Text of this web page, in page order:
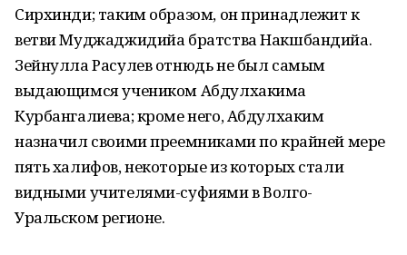
Сирхинди; таким образом, он принадлежит к
ветви Муджаджидийа братства Накшбандийа.
Зейнулла Расулев отнюдь не был самым
выдающимся учеником Абдулхакима
Курбангалиева; кроме него, Абдулхаким
назначил своими преемниками по крайней мере
пять халифов, некоторые из которых стали
видными учителями-суфиями в Волго-
Уральском регионе.